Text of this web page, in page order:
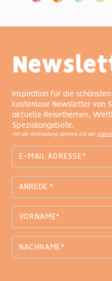
Inspiration für die
kostenlose Newsletter von
aktuelle Reisethemen,
Spezialangebote.
Mit der Anmeldung stimme ich der